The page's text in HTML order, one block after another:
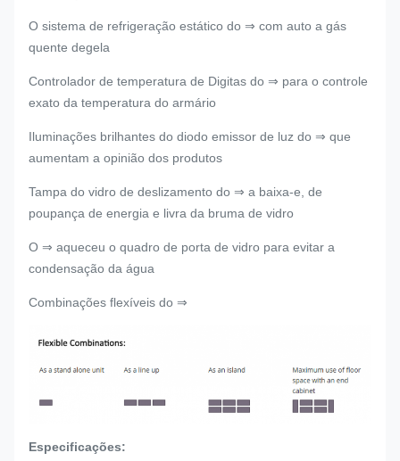
O sistema de refrigeração estático do ⇒ com auto a gás
quente degela
Controlador de temperatura de Digitas do ⇒ para o controle
exato da temperatura do armário
Iluminações brilhantes do diodo emissor de luz do ⇒ que
aumentam a opinião dos produtos
Tampa do vidro de deslizamento do ⇒ a baixa-e, de
poupança de energia e livra da bruma de vidro
O ⇒ aqueceu o quadro de porta de vidro para evitar a
condensação da água
Combinações flexíveis do ⇒
Especificações: